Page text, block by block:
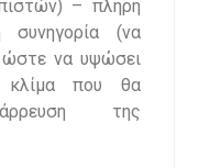
– πλήρη
συνηγορία (να
ώστε να υψώσει
κλίμα που θα
της